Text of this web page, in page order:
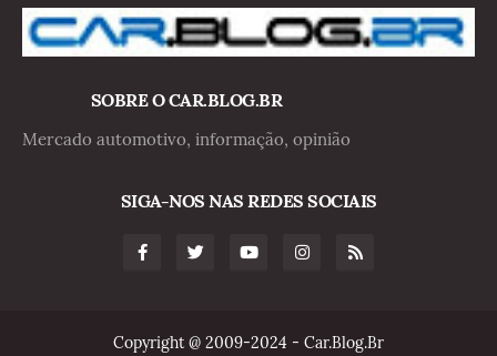
SOBRE O CAR.BLOG.BR
Mercado automotivo, informação, opinião
SIGA-NOS NAS REDES SOCIAIS
Copyright @ 2009-2024 - Car.Blog.Br